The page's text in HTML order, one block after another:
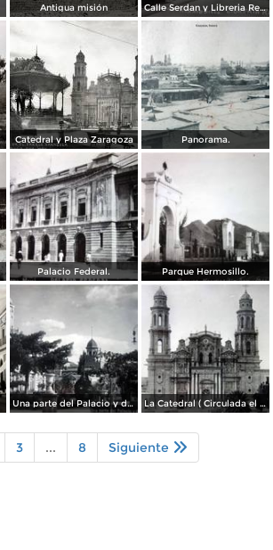
Antigua misión Calle Serdan y Libreria Renacimiento.
Catedral y Plaza Zaragoza Panorama.
Palacio Federal. Parque Hermosillo.
Una parte del Palacio y de la Plaza ( Circulada el 9 de Enero de 1911 ). La Catedral ( Circulada el 9 de Enero de 1911 ).
3 ... 8 Siguiente